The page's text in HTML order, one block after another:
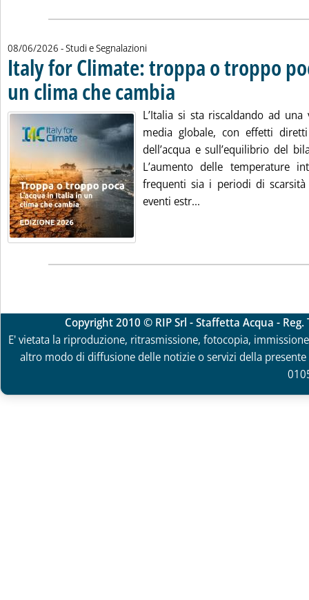
08/06/2026 - Studi e Segnalazioni
Italy for Climate: troppa o troppo
un clima che cambia. Pubblicata lunedì 08 giugno 2026 alle
L’Italia si sta riscaldando ad
media globale, con effetti
dell’acqua e sull’equilibrio del
L’aumento delle temperature
frequenti sia i periodi di
eventi estr...
Copyright 2010 © RIP Srl - Staffetta Acqua -
E' vietata la riproduzione, ritrasmissione, fotocopia,
altro modo di diffusione delle notizie o servizi della